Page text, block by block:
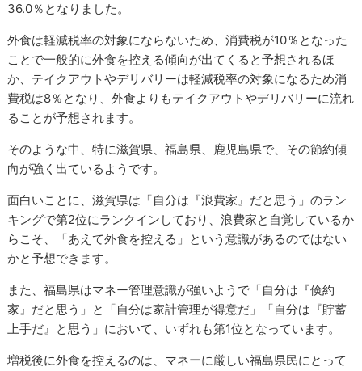
36.0％となりました。
外食は軽減税率の対象にならないため、消費税が10％となった
ことで一般的に外食を控える傾向が出てくると予想されるほ
か、テイクアウトやデリバリーは軽減税率の対象になるため消
費税は8％となり、外食よりもテイクアウトやデリバリーに流れ
ることが予想されます。
そのような中、特に滋賀県、福島県、鹿児島県で、その節約傾
向が強く出ているようです。
面白いことに、滋賀県は「自分は『浪費家』だと思う」のラン
キングで第2位にランクインしており、浪費家と自覚しているか
らこそ、「あえて外食を控える」という意識があるのではない
かと予想できます。
また、福島県はマネー管理意識が強いようで「自分は『倹約
家』だと思う」と「自分は家計管理が得意だ」「自分は『貯蓄
上手だ』と思う」において、いずれも第1位となっています。
増税後に外食を控えるのは、マネーに厳しい福島県民にとって